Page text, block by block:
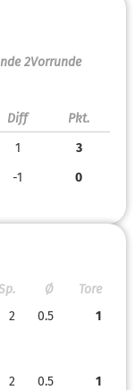
2Vorrunde
Diff
Pkt.
1
3
-1 0
Ø
Tore
2 0.5 1
2 0.5 1